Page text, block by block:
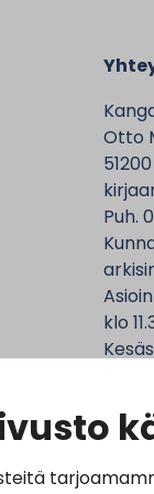
Otto
Puh.
klo